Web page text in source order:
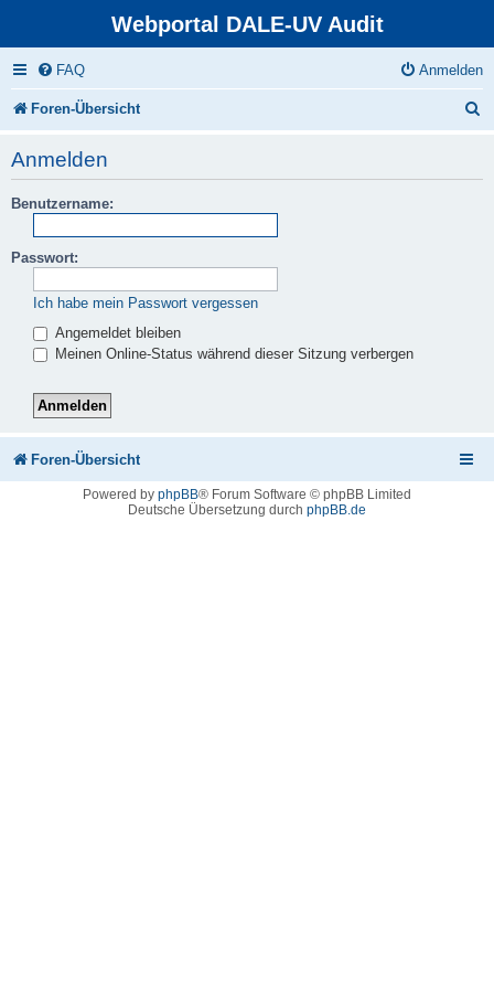
Webportal DALE-UV Audit
FAQ Anmelden
Foren-Übersicht
Anmelden
Benutzername:
Passwort:
Ich habe mein Passwort vergessen
Angemeldet bleiben
Meinen Online-Status während dieser Sitzung verbergen
Foren-Übersicht
Powered by phpBB® Forum Software © phpBB Limited
Deutsche Übersetzung durch phpBB.de